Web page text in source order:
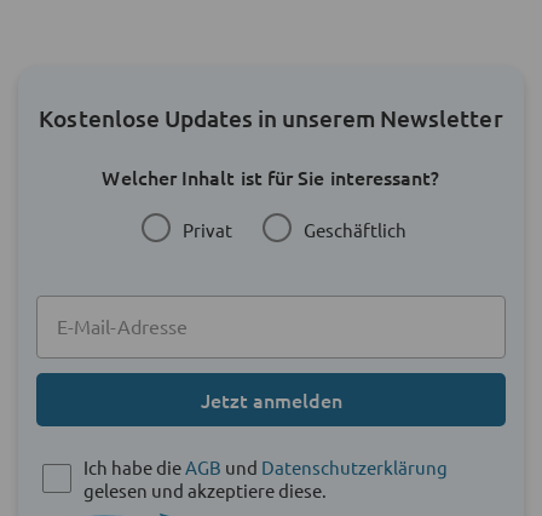
Kostenlose Updates in unserem Newsletter
Welcher Inhalt ist für Sie interessant?
Privat Geschäftlich
Jetzt anmelden
Ich habe die AGB und Datenschutzerklärung
gelesen und akzeptiere diese.